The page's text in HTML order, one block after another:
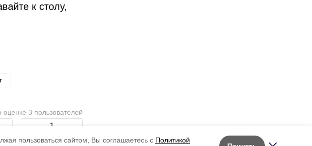
пользоваться сайтом, Вы соглашаетесь с Политикой
к столу,
оценке 3 пользователей
1